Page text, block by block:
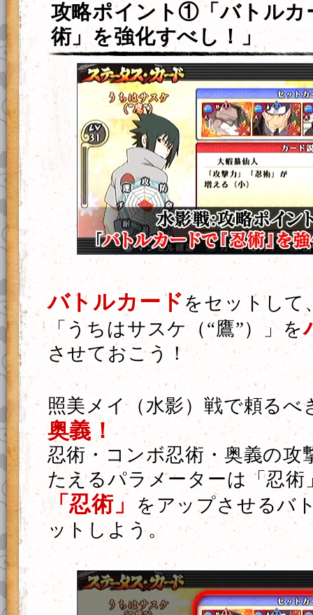
攻略ポイント①「バトルカ
術」を強化すべし！」
バトルカード をセットして
「うちはサスケ（“鷹”）」を
させておこう！
照美メイ（水影）戦で頼るべ
奥義！
忍術・コンボ忍術・奥義の攻
たえるパラメーターは「忍術
「忍術」
をアップさせるバ
ットしよう。